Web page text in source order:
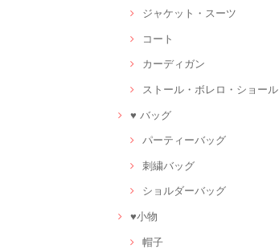
ジャケット・スーツ
コート
カーディガン
ストール・ボレロ・ショール
♥ バッグ
パーティーバッグ
刺繍バッグ
ショルダーバッグ
♥小物
帽子